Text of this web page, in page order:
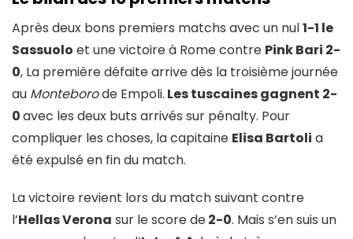
Après deux bons premiers matchs avec un nul1-1 le
Sassuolo et une victoire à Rome contre Pink Bari 2-
0, La première défaite arrive dès la troisième journée
au Monteborode Empoli. Les tuscaines gagnent 2-
0avec les deux buts arrivés sur pénalty. Pour
compliquer les choses, la capitaine Elisa Bartoli a
été expulsé en fin du match.
La victoire revient lors du match suivant contre
l’Hellas Verona sur le score de2-0. Mais s’en suis un